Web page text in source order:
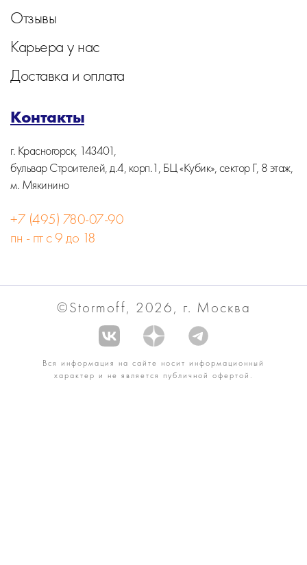
Отзывы
Карьера у нас
Доставка и оплата
Контакты
г. Красногорск, 143401,
бульвар Строителей, д.4, корп.1, БЦ «Кубик», сектор Г, 8 этаж,
м. Мякинино
+7 (495) 780-07-90
пн - пт с 9 до 18
©Stormoff, 2026, г. Москва
Вся информация на сайте носит информационный
характер и не является публичной офертой.